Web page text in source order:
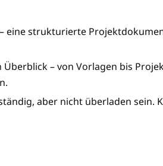
eine strukturierte
– von Vorlagen bis
aber nicht überladen sein.